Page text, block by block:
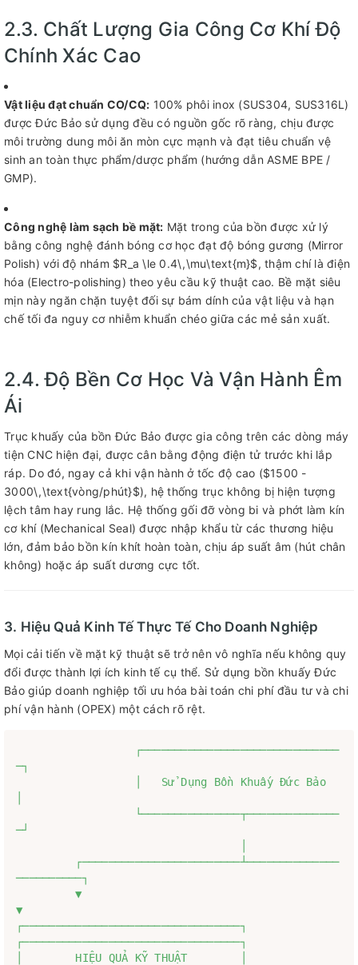
2.3. Chất Lượng Gia Công Cơ Khí Độ
Chính Xác Cao
Vật liệu đạt chuẩn CO/CQ: 100% phôi inox (SUS304, SUS316L)
được Đức Bảo sử dụng đều có nguồn gốc rõ ràng, chịu được
môi trường dung môi ăn mòn cực mạnh và đạt tiêu chuẩn vệ
sinh an toàn thực phẩm/dược phẩm (hướng dẫn ASME BPE /
GMP).
Công nghệ làm sạch bề mặt: Mặt trong của bồn được xử lý
bằng công nghệ đánh bóng cơ học đạt độ bóng gương (Mirror
Polish) với độ nhám $R_a \le 0.4\,\mu\text{m}$, thậm chí là điện
hóa (Electro-polishing) theo yêu cầu kỹ thuật cao. Bề mặt siêu
mịn này ngăn chặn tuyệt đối sự bám dính của vật liệu và hạn
chế tối đa nguy cơ nhiễm khuẩn chéo giữa các mẻ sản xuất.
2.4. Độ Bền Cơ Học Và Vận Hành Êm
Ái
Trục khuấy của bồn Đức Bảo được gia công trên các dòng máy
tiện CNC hiện đại, được cân bằng động điện tử trước khi lắp
ráp. Do đó, ngay cả khi vận hành ở tốc độ cao ($1500 -
3000\,\text{vòng/phút}$), hệ thống trục không bị hiện tượng
lệch tâm hay rung lắc. Hệ thống gối đỡ vòng bi và phớt làm kín
cơ khí (Mechanical Seal) được nhập khẩu từ các thương hiệu
lớn, đảm bảo bồn kín khít hoàn toàn, chịu áp suất âm (hút chân
không) hoặc áp suất dương cực tốt.
3. Hiệu Quả Kinh Tế Thực Tế Cho Doanh Nghiệp
Mọi cải tiến về mặt kỹ thuật sẽ trở nên vô nghĩa nếu không quy
đổi được thành lợi ích kinh tế cụ thể. Sử dụng bồn khuấy Đức
Bảo giúp doanh nghiệp tối ưu hóa bài toán chi phí đầu tư và chi
phí vận hành (OPEX) một cách rõ rệt.
─┐
─┘
──────────┐
         ▼
▼
┌─────────────────────────────────┐
┌─────────────────────────────────┐
│        HIỆU QUẢ KỸ THUẬT        │